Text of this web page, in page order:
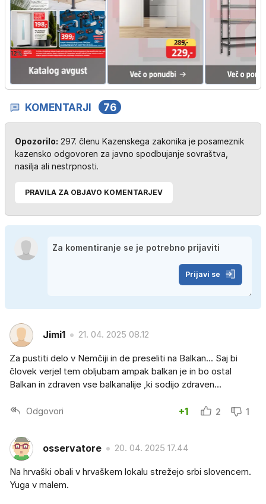
…
KOMENTARJI
76
Opozorilo: 297. členu Kazenskega zakonika je posameznik
kazensko odgovoren za javno spodbujanje sovraštva,
nasilja ali nestrpnosti.
PRAVILA ZA OBJAVO KOMENTARJEV
Prijavi se
Jimi1 21. 04. 2025 08.12
Za pustiti delo v Nemčiji in de preseliti na Balkan... Saj bi
človek verjel tem obljubam ampak balkan je in bo ostal
Balkan in zdraven vse balkanalije ,ki sodijo zdraven...
Odgovori +1 2 1
osservatore 20. 04. 2025 17.44
Na hrvaški obali v hrvaškem lokalu strežejo srbi slovencem.
Yuga v malem.